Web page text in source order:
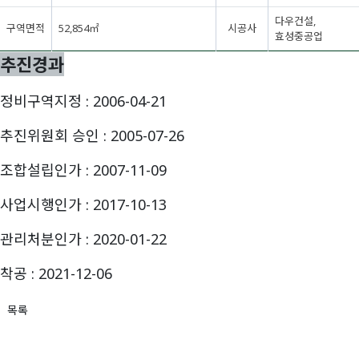
구역면적 52,854㎡ 시공사
다우건설,
효성중공업
추진경과
정비구역지정 : 2006-04-21
추진위원회 승인 : 2005-07-26
조합설립인가 : 2007-11-09
사업시행인가 : 2017-10-13
관리처분인가 : 2020-01-22
착공 : 2021-12-06
목록